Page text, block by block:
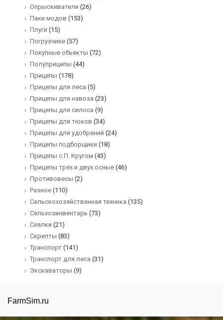
Опрыскиватели (26)
Паки модов (153)
Плуги (15)
Погрузчики (57)
Покупные обьекты (72)
Полуприцепы (44)
Прицепы (178)
Прицепы для леса (5)
Прицепы для навоза (23)
Прицепы для силоса (9)
Прицепы для тюков (34)
Прицепы для удобрений (24)
Прицепы подборщики (18)
Прицепы с П. Кругом (43)
Прицепы трех и двух осные (46)
Противовесы (2)
Разное (110)
Сельскохозяйственная техника (135)
Сельхозинвентарь (73)
Сеялки (21)
Скрипты (83)
Транспорт (141)
Транспорт для леса (31)
Экскаваторы (9)
FarmSim.ru